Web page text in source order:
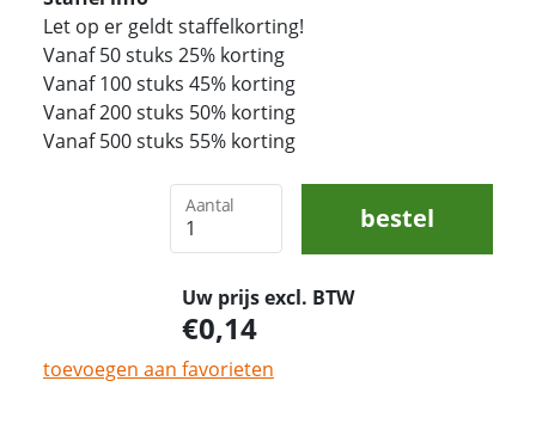
Let op er geldt staffelkorting!
Vanaf 50 stuks 25% korting
Vanaf 100 stuks 45% korting
Vanaf 200 stuks 50% korting
Vanaf 500 stuks 55% korting
Aantal bestel
Uw prijs excl. BTW
0,14
toevoegen aan favorieten